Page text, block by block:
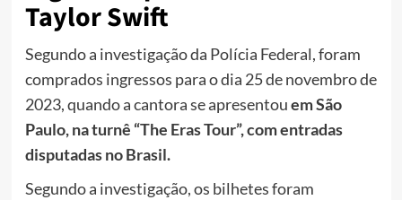
Taylor Swift
Segundo a investigação da Polícia Federal,foram
comprados ingressos para o dia 25 de novembro de
2023, quando a cantora se apresentouem São
Paulo, na turnê “The Eras Tour”, com entradas
disputadas no Brasil.
Segundo a investigação, os bilhetes foram